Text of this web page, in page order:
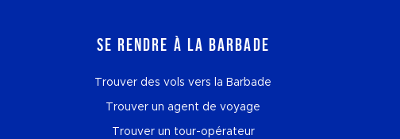
Se rendre à la Barbade
Trouver des vols vers la Barbade
Trouver un agent de voyage
Trouver un tour-opérateur